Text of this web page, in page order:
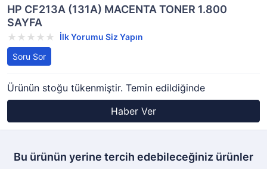
HP CF213A (131A) MACENTA TONER 1.800
SAYFA
İlk Yorumu Siz Yapın
Soru Sor
Ürünün stoğu tükenmiştir. Temin edildiğinde
Haber Ver
Bu ürünün yerine tercih edebileceğiniz ürünler